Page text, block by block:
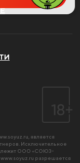
, является
Исключительное
ООО «СОЮЗ-
www.soyuz.ru разрешается